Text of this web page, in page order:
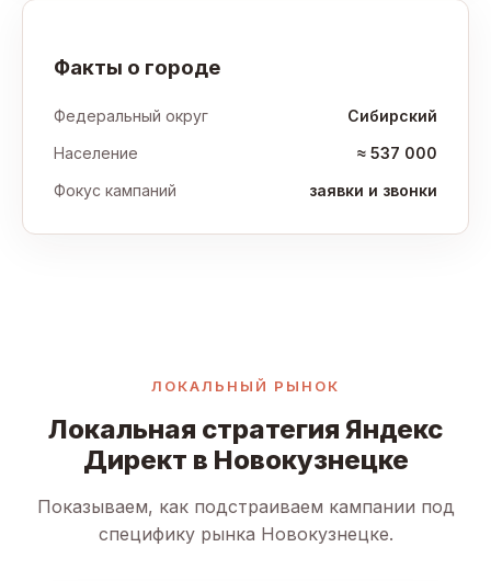
Факты о городе
Федеральный округ
Сибирский
Население
≈ 537 000
Фокус кампаний
заявки и звонки
ЛОКАЛЬНЫЙ РЫНОК
Локальная стратегия Яндекс
Директ в Новокузнецке
Показываем, как подстраиваем кампании под
специфику рынка Новокузнецке.